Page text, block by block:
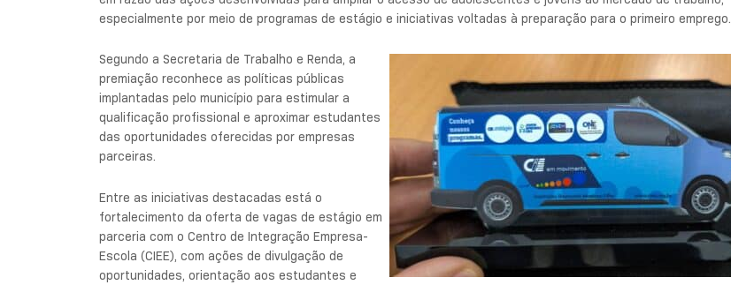
especialmente por meio de programas de estágio e iniciativas voltadas à preparação para o primeiro emprego.
Segundo a Secretaria de Trabalho e Renda, a
premiação reconhece as políticas públicas
implantadas pelo município para estimular a
qualificação profissional e aproximar estudantes
das oportunidades oferecidas por empresas
parceiras.
Entre as iniciativas destacadas está o
fortalecimento da oferta de vagas de estágio em
parceria com o Centro de Integração Empresa-
Escola (CIEE), com ações de divulgação de
oportunidades, orientação aos estudantes e